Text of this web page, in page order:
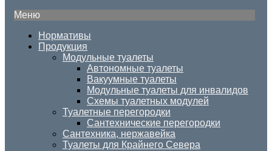
Меню
Нормативы
Продукция
Модульные туалеты
Автономные туалеты
Вакуумные туалеты
Модульные туалеты для инвалидов
Схемы туалетных модулей
Туалетные перегородки
Сантехнические перегородки
Сантехника, нержавейка
Туалеты для Крайнего Севера